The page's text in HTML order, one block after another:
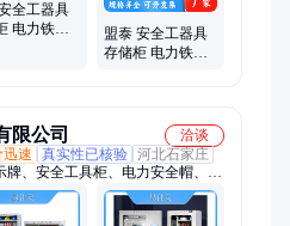
全工器具
电力铁皮
盟泰 安全工器具
存储柜 电力铁皮
限公司
洽谈
迅速 真实性已核验 河北石家庄
、安全工具柜、电力安全帽、绝
、安全头盔、防汛沙袋、反光背
鼠板、伸缩围栏、绝缘直梯、不锈